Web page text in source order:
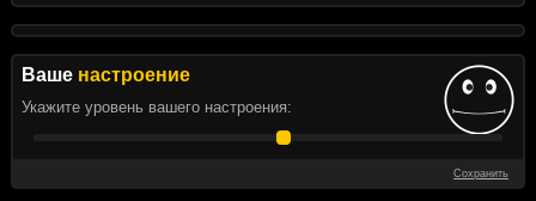
Ваше настроение
Укажите уровень вашего настроения:
Сохранить